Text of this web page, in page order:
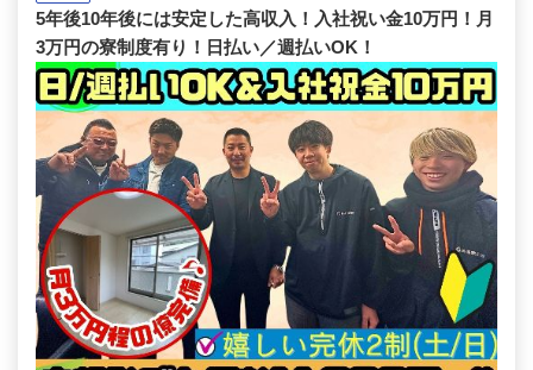
5年後10年後には安定した高収入！入社祝い金10万円！月
3万円の寮制度有り！日払い／週払いOK！